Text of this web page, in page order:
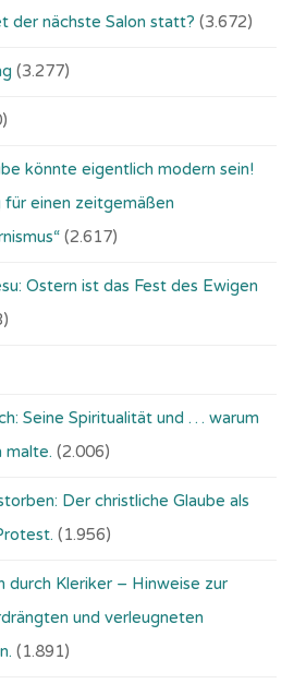
der nächste Salon statt? (3.672)
(3.277)
könnte eigentlich modern sein!
für einen zeitgemäßen
(2.617)
Ostern ist das Fest des Ewigen
Seine Spiritualität und … warum
malte. (2.006)
Der christliche Glaube als
(1.956)
durch Kleriker – Hinweise zur
und verleugneten
(1.891)